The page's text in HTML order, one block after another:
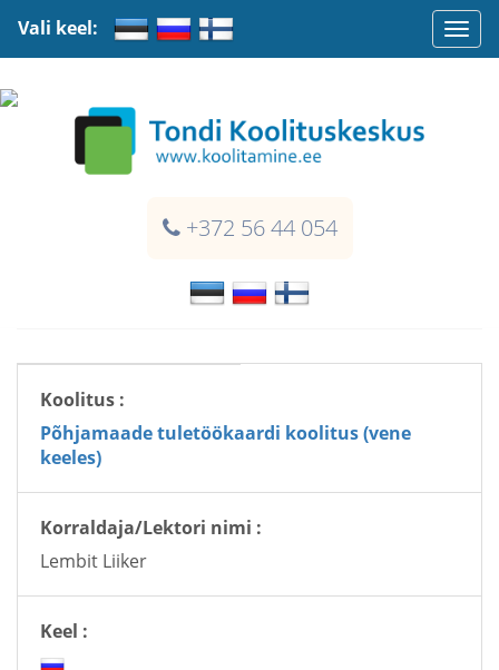
+372 56 44 054
Vali keel:
Koolitus :
Põhjamaade tuletöökaardi koolitus (vene
keeles)
Korraldaja/Lektori nimi :
Lembit Liiker
Keel :